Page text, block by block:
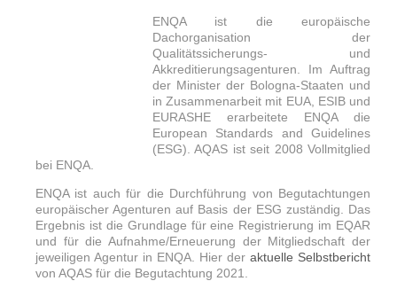
ENQA ist die europäische
Dachorganisation der
Qualitätssicherungs- und
Akkreditierungsagenturen. Im Auftrag
der Minister der Bologna-Staaten und
in Zusammenarbeit mit EUA, ESIB und
EURASHE erarbeitete ENQA die
European Standards and Guidelines
(ESG). AQAS ist seit 2008 Vollmitglied
bei ENQA.
ENQA ist auch für die Durchführung von Begutachtungen
europäischer Agenturen auf Basis der ESG zuständig. Das
Ergebnis ist die Grundlage für eine Registrierung im EQAR
und für die Aufnahme/Erneuerung der Mitgliedschaft der
jeweiligen Agentur in ENQA. Hier der aktuelle Selbstbericht
von AQAS für die Begutachtung 2021.